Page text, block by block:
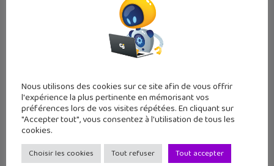
Tu ne pourras plus tricher avec l’IA
ChatGPT
23 janvier 2023
Nous utilisons des cookies sur ce site afin de vous offrir
l'expérience la plus pertinente en mémorisant vos
préférences lors de vos visites répétées. En cliquant sur
"Accepter tout", vous consentez à l'utilisation de tous les
cookies.
Choisir les cookies Tout refuser Tout accepter